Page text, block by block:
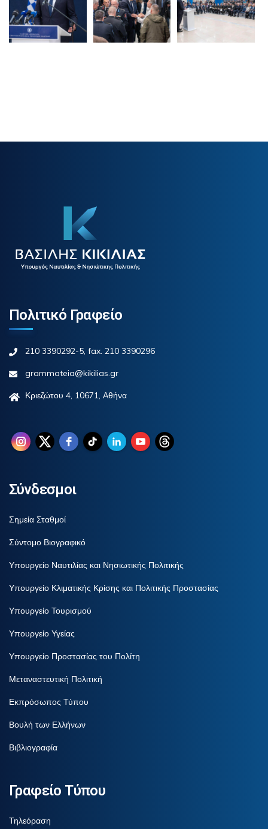
Πολιτικό Γραφείο
210 3390292-5, fax. 210 3390296
grammateia@kikilias.gr
Κριεζώτου 4, 10671, Αθήνα
Σύνδεσμοι
Σημεία Σταθμοί
Σύντομο Βιογραφικό
Υπουργείο Ναυτιλίας και Νησιωτικής Πολιτικής
Υπουργείο Κλιματικής Κρίσης και Πολιτικής Προστασίας
Υπουργείο Τουρισμού
Υπουργείο Υγείας
Υπουργείο Προστασίας του Πολίτη
Μεταναστευτική Πολιτική
Εκπρόσωπος Τύπου
Βουλή των Ελλήνων
Βιβλιογραφία
Γραφείο Τύπου
Τηλεόραση